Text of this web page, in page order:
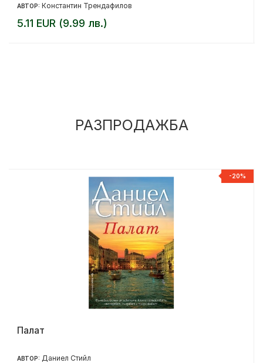
АВТОР: Константин Трендафилов
5.11 EUR (9.99 лв.)
РАЗПРОДАЖБА
-20%
Палат
АВТОР: Даниел Стийл